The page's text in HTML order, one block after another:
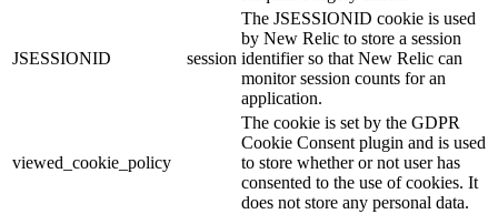
JSESSIONID session
The JSESSIONID cookie is used
by New Relic to store a session
identifier so that New Relic can
monitor session counts for an
application.
viewed_cookie_policy
The cookie is set by the GDPR
Cookie Consent plugin and is used
to store whether or not user has
consented to the use of cookies. It
does not store any personal data.